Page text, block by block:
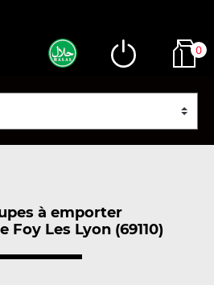
0
à emporter
Foy Les Lyon (69110)